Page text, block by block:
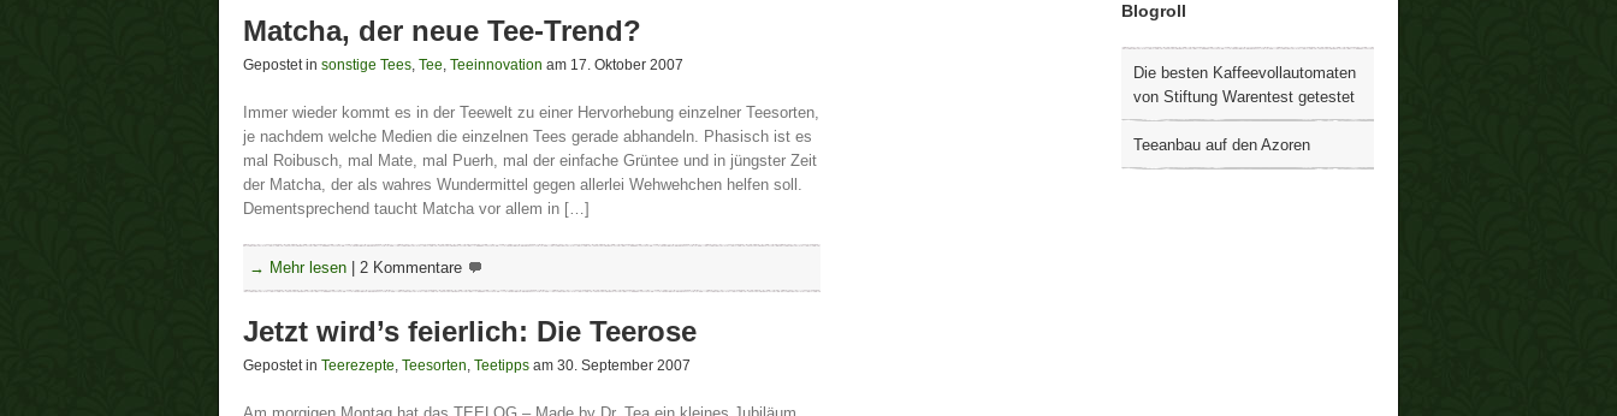
Matcha, der neue Tee-Trend?
Gepostet in sonstige Tees, Tee, Teeinnovation am 17. Oktober 2007
Immer wieder kommt es in der Teewelt zu einer Hervorhebung einzelner Teesorten,
je nachdem welche Medien die einzelnen Tees gerade abhandeln. Phasisch ist es
mal Roibusch, mal Mate, mal Puerh, mal der einfache Grüntee und in jüngster Zeit
der Matcha, der als wahres Wundermittel gegen allerlei Wehwehchen helfen soll.
Dementsprechend taucht Matcha vor allem in […]
→ Mehr lesen 2 Kommentare
Jetzt wird’s feierlich: Die Teerose
Gepostet in Teerezepte, Teesorten, Teetipps am 30. September 2007
Blogroll
Die besten Kaffeevollautomaten
von Stiftung Warentest getestet
Teeanbau auf den Azoren